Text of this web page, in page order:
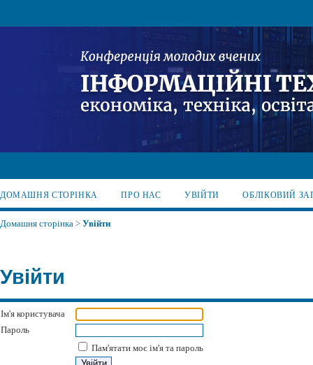
ДОМАШНЯ СТОРІНКА ПРО НАС УВІЙТИ ОБЛІКОВИЙ
Домашня сторінка > Увійти
Увійти
Ім'я користувача
Пароль
Пам'ятати моє ім'я та пароль